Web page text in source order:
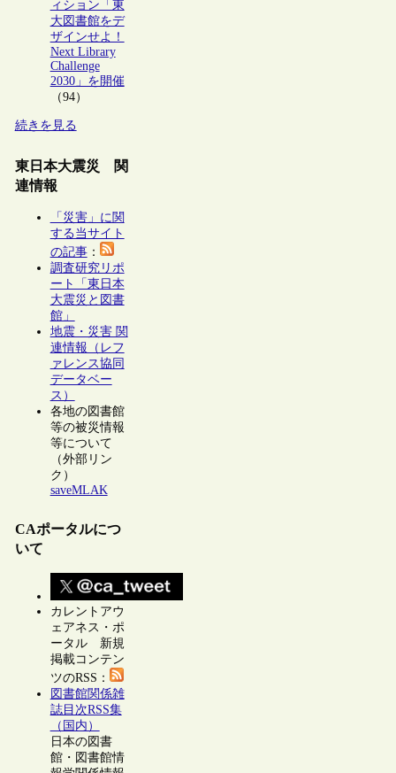
ィション「東
大図書館をデ
ザインせよ！
Next Library
Challenge
2030」を開催
（94）
続きを見る
東日本大震災 関
連情報
「災害」に関
する当サイト
の記事：
調査研究リポ
ート「東日本
大震災と図書
館」
地震・災害 関
連情報（レフ
ァレンス協同
データベー
ス）
各地の図書館
等の被災情報
等について
（外部リン
ク）
saveMLAK
CAポータルにつ
いて
カレントアウ
ェアネス・ポ
ータル 新規
掲載コンテン
ツのRSS：
図書館関係雑
誌目次RSS集
（国内）
日本の図書
館・図書館情